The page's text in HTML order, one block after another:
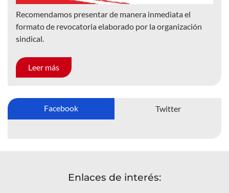
Recomendamos presentar de manera inmediata el
formato de revocatoria elaborado por la organización
sindical.
Leer más
Facebook Twitter
Enlaces de interés: